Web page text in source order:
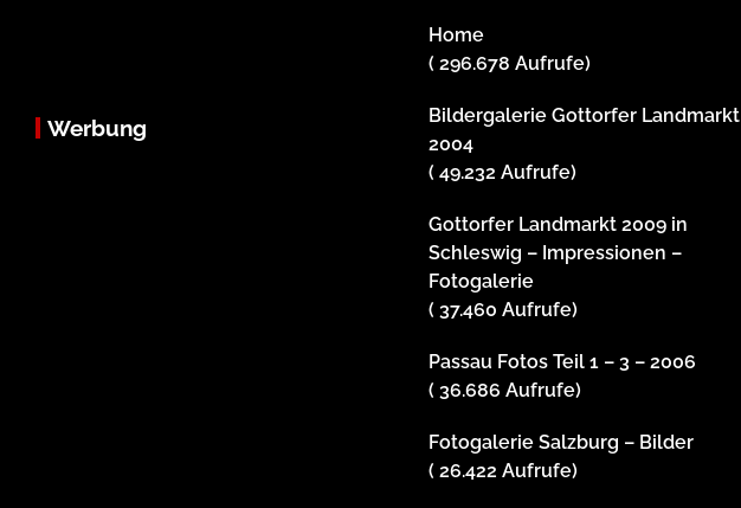
Werbung
Home
( 296.678 Aufrufe)
Bildergalerie Gottorfer Landmarkt
2004
( 49.232 Aufrufe)
Gottorfer Landmarkt 2009 in
Schleswig – Impressionen –
Fotogalerie
( 37.460 Aufrufe)
Passau Fotos Teil 1 – 3 – 2006
( 36.686 Aufrufe)
Fotogalerie Salzburg – Bilder
( 26.422 Aufrufe)